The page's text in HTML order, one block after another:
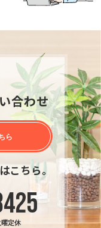
合わせ
ら
こちら。
定休